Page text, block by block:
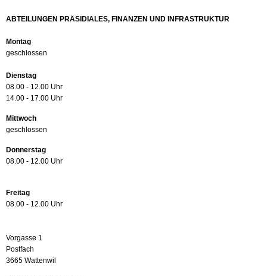
ABTEILUNGEN PRÄSIDIALES, FINANZEN UND INFRASTRUKTUR
Montag
geschlossen
Dienstag
08.00 - 12.00 Uhr
14.00 - 17.00 Uhr
Mittwoch
geschlossen
Donnerstag
08.00 - 12.00 Uhr
Freitag
08.00 - 12.00 Uhr
Vorgasse 1
Postfach
3665 Wattenwil